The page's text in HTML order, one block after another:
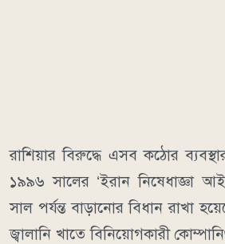
রাশিয়ার বিরুদ্ধে এসব কঠোর
১৯৯৬ সালের ‘ইরান নিষেধাজ্ঞা
সাল পর্যন্ত বাড়ানোর বিধান রাখা
জ্বালানি খাতে বিনিয়োগকারী